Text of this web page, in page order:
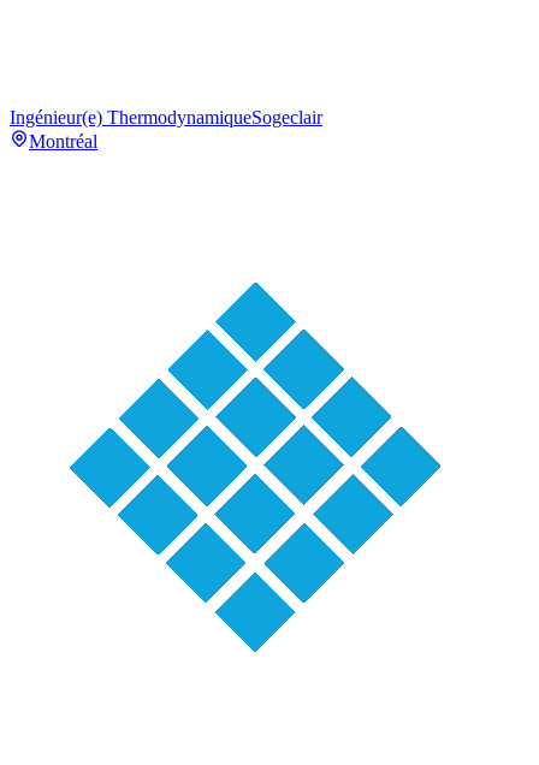
Ingénieur(e) ThermodynamiqueSogeclair
Montréal